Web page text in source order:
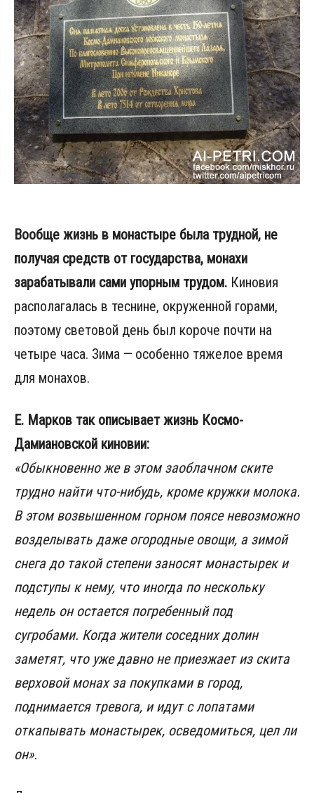
Вообще жизнь в монастыре была трудной, не
получая средств от государства, монахи
зарабатывали сами упорным трудом. Киновия
располагалась в теснине, окруженной горами,
поэтому световой день был короче почти на
четыре часа. Зима — особенно тяжелое время
для монахов.
Е. Марков так описывает жизнь Космо-
Дамиановской киновии:
«Обыкновенно же в этом заоблачном ските
трудно найти что-нибудь, кроме кружки молока.
В этом возвышенном горном поясе невозможно
возделывать даже огородные овощи, а зимой
снега до такой степени заносят монастырек и
подступы к нему, что иногда по нескольку
недель он остается погребенный под
сугробами. Когда жители соседних долин
заметят, что уже давно не приезжает из скита
верховой монах за покупками в город,
поднимается тревога, и идут с лопатами
откапывать монастырек, осведомиться, цел ли
он».